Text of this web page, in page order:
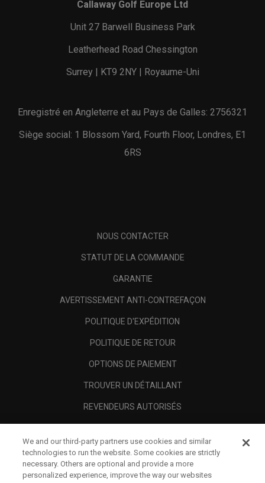
Callaway Golf Europe Ltd
Unit 27 Barwell Business Park
Leatherhead Road Chessington
Surrey | KT9 2NY | Royaume-Uni
Enregistré en Angleterre et au Pays de Galles: 2756321
Siège social: 1 Blossom Yard, Fourth Floor, Londres, E1
6RS
NOUS CONTACTER
STATUT DE LA COMMANDE
GARANTIE
AVERTISSEMENT ANTI-CONTREFAÇON
POLITIQUE D'EXPÉDITION
POLITIQUE DE RETOUR
OPTIONS DE PAIEMENT
TROUVER UN DÉTAILLANT
REVENDEURS AUTORISÉS
A PROPOS
MENTIONS LÉGALES
We and our third-party partners use cookies and similar
technologies to run the website. Some cookies are strictly
necessary. Others are optional and provide a more
personalized experience, improve the way our websites